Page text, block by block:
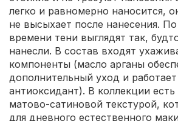
легко и равномерно наносится,
не высыхает после нанесения.
времени тени выглядят так,
нанесли. В состав входят
компоненты (масло арганы
дополнительный уход и
антиоксидант). В коллекции есть
матово-сатиновой текстурой,
для дневного естественного